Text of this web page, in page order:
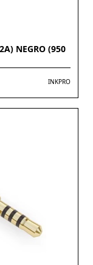
NEGRO (950
INKPRO